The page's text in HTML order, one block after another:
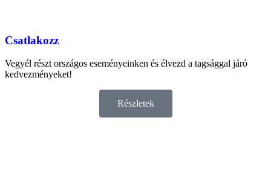
Csatlakozz
Vegyél részt országos eseményeinken és élvezd a tagsággal járó
kedvezményeket!
Részletek